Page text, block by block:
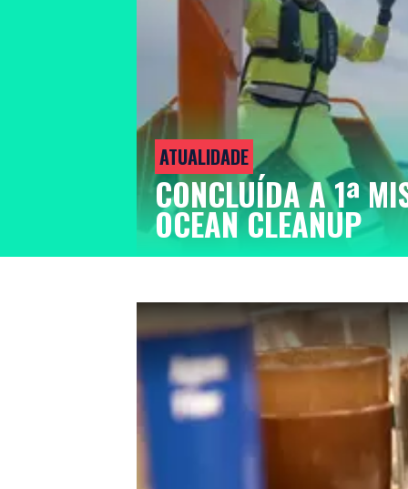
ATUALIDADE
CONCLUÍDA A 1ª
OCEAN CLEANUP